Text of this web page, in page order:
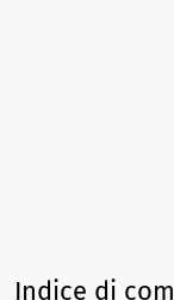
Indice di